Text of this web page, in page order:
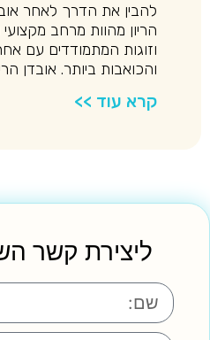
להבין את הדרך לאחר
הריון מהוות מרחב
וזוגות המתמודדים עם
והכואבות ביותר. אובדן
קרא עוד >>
ליצירת קשר